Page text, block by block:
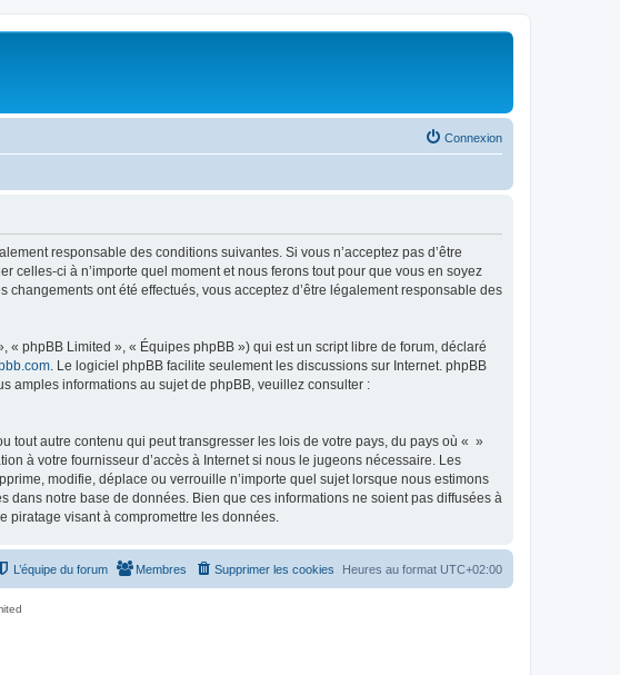
Connexion
responsable des conditions suivantes. Si vous n’acceptez pas d’être
celles-ci à n’importe quel moment et nous ferons tout pour que vous en soyez
ont été effectués, vous acceptez d’être légalement responsable des
phpBB Limited », « Équipes phpBB ») qui est un script libre de forum, déclaré
. Le logiciel phpBB facilite seulement les discussions sur Internet. phpBB
amples informations au sujet de phpBB, veuillez consulter :
tout autre contenu qui peut transgresser les lois de votre pays, du pays où « »
à votre fournisseur d’accès à Internet si nous le jugeons nécessaire. Les
modifie, déplace ou verrouille n’importe quel sujet lorsque nous estimons
notre base de données. Bien que ces informations ne soient pas diffusées à
piratage visant à compromettre les données.
Heures au format UTC+02:00
Supprimer les cookies
Membres
L’équipe du forum